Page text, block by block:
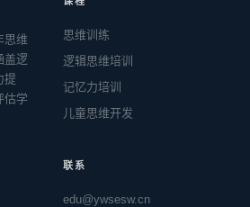
思维
盖逻
提
估学
思维训练
逻辑思维培训
记忆力培训
儿童思维开发
联系
edu@ywsesw.cn